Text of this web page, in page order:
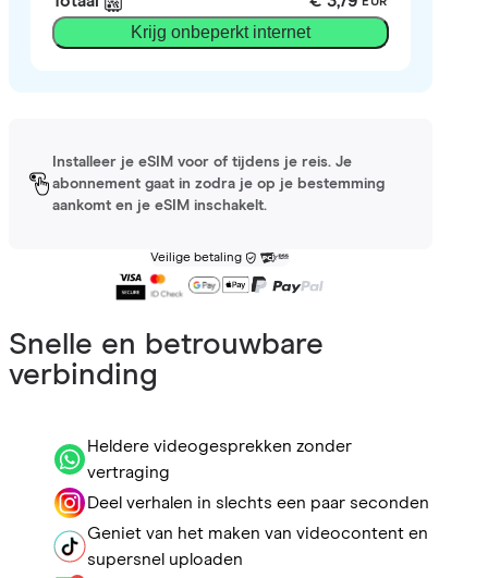
Krijg onbeperkt internet
Installeer je eSIM voor of tijdens je reis. Je
abonnement gaat in zodra je op je bestemming
aankomt en je eSIM inschakelt.
Veilige betaling
Snelle en betrouwbare
verbinding
Heldere videogesprekken zonder
vertraging
Deel verhalen in slechts een paar seconden
Geniet van het maken van videocontent en
supersnel uploaden